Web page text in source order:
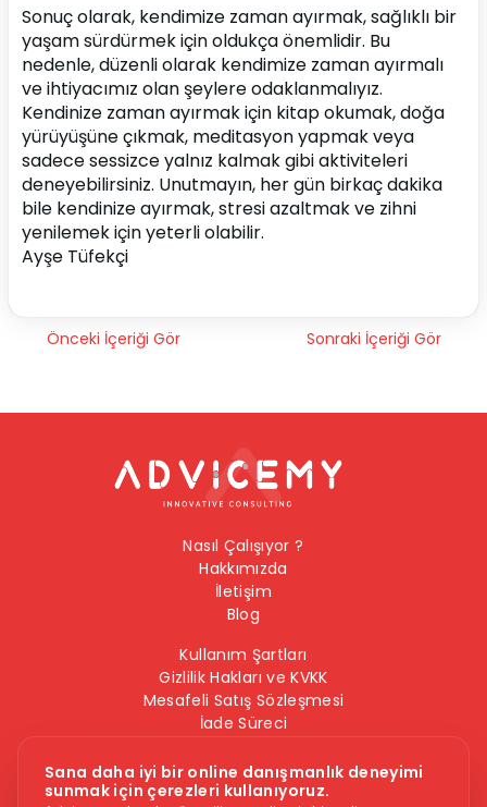
Sonuç olarak, kendimize zaman ayırmak, sağlıklı bir
yaşam sürdürmek için oldukça önemlidir. Bu
nedenle, düzenli olarak kendimize zaman ayırmalı
ve ihtiyacımız olan şeylere odaklanmalıyız.
Kendinize zaman ayırmak için kitap okumak, doğa
yürüyüşüne çıkmak, meditasyon yapmak veya
sadece sessizce yalnız kalmak gibi aktiviteleri
deneyebilirsiniz. Unutmayın, her gün birkaç dakika
bile kendinize ayırmak, stresi azaltmak ve zihni
yenilemek için yeterli olabilir.
Ayşe Tüfekçi
Önceki İçeriği Gör Sonraki İçeriği Gör
Sana daha iyi bir online danışmanlık deneyimi
sunmak için çerezleri kullanıyoruz.
Nasıl Çalışıyor ?
Hakkımızda
İletişim
Blog
Kullanım Şartları
Gizlilik Hakları ve KVKK
Mesafeli Satış Sözleşmesi
İade Süreci
Bilgi Güvenliği Politikası